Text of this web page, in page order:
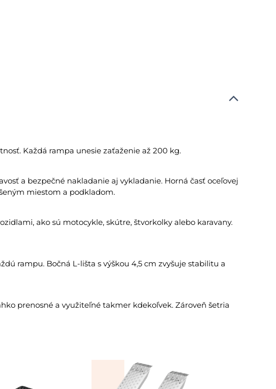
Každá rampa unesie zaťaženie až 200 kg.
a bezpečné nakladanie aj vykladanie. Horná časť oceľovej
miestom a podkladom.
ako sú motocykle, skútre, štvorkolky alebo karavany.
rampu. Bočná L-lišta s výškou 4,5 cm zvyšuje stabilitu a
prenosné a využiteľné takmer kdekoľvek. Zároveň šetria